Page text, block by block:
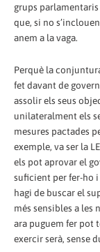
grups parlamentaris
que, si no
anem a la vaga.
Perquè la
fet davant de
assolir els seus
unilateralment els
mesures pactades
exemple, va ser la
els pot aprovar el
suficient per fer-ho
hagi de buscar el
més sensibles a les
ara puguem fer pot
exercir serà, sense